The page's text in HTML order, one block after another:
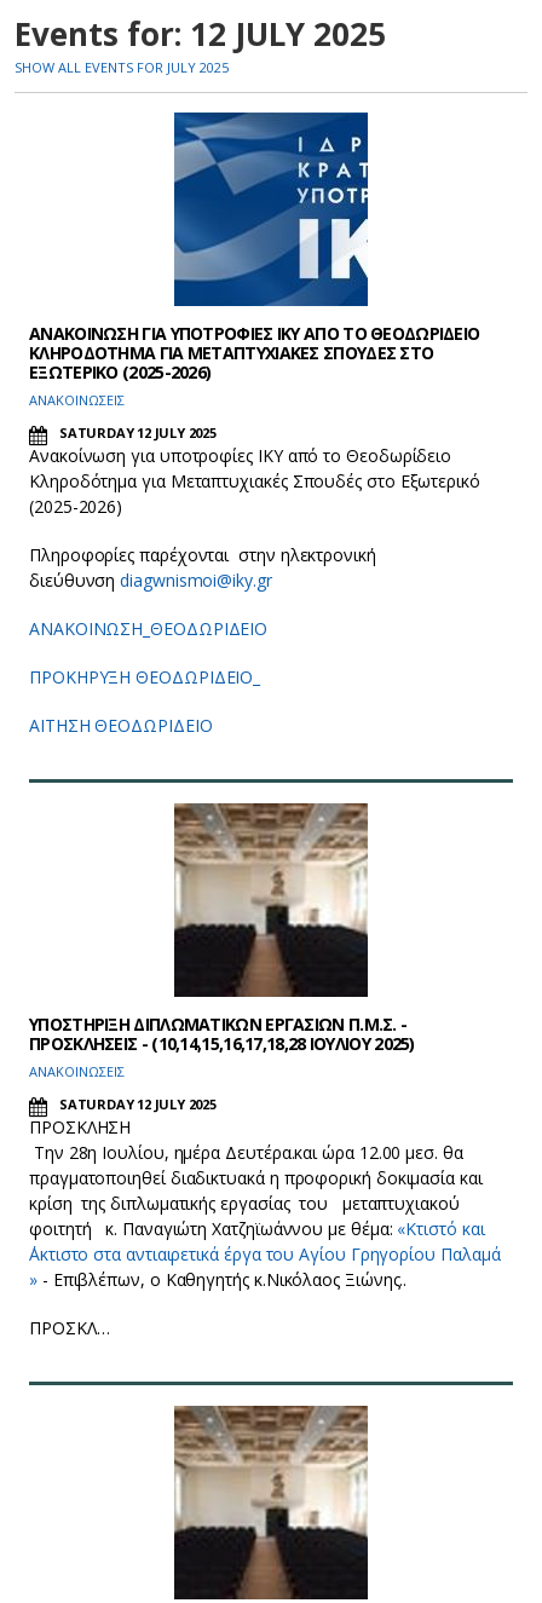
Events for: 12 JULY 2025
SHOW ALL EVENTS FOR JULY 2025
ΑΝΑΚΟΙΝΩΣΗ ΓΙΑ ΥΠΟΤΡΟΦΙΕΣ ΙΚΥ ΑΠΟ ΤΟ ΘΕΟΔΩΡΙΔΕΙΟ
ΚΛΗΡΟΔΟΤΗΜΑ ΓΙΑ ΜΕΤΑΠΤΥΧΙΑΚΕΣ ΣΠΟΥΔΕΣ ΣΤΟ
ΕΞΩΤΕΡΙΚΟ (2025-2026)
ΑΝΑΚΟΙΝΩΣΕΙΣ
SATURDAY 12 JULY 2025
Ανακοίνωση για υποτροφίες ΙΚΥ από το Θεοδωρίδειο
Κληροδότημα για Μεταπτυχιακές Σπουδές στο Εξωτερικό
(2025-2026)
Πληροφορίες παρέχονται στην ηλεκτρονική
διεύθυνσηdiagwnismoi@iky.gr
ΑΝΑΚΟΙΝΩΣΗ_ΘΕΟΔΩΡΙΔΕΙΟ
ΠΡΟΚΗΡΥΞΗ ΘΕΟΔΩΡΙΔΕΙΟ_
ΑΙΤΗΣΗ ΘΕΟΔΩΡΙΔΕΙΟ
YΠΟΣΤΗΡΙΞΗ ΔΙΠΛΩΜΑΤΙΚΩΝ ΕΡΓΑΣΙΩΝ Π.Μ.Σ. -
ΠΡΟΣΚΛΗΣΕΙΣ - (10,14,15,16,17,18,28 ΙΟΥΛΙΟΥ 2025)
ΑΝΑΚΟΙΝΩΣΕΙΣ
SATURDAY 12 JULY 2025
ΠΡΟΣΚΛΗΣΗ
Την 28η Ιουλίου, ημέρα Δευτέρα.και ώρα 12.00 μεσ. θα
πραγματοποιηθεί διαδικτυακά η προφορική δοκιμασία και
κρίση της διπλωματικής εργασίας του μεταπτυχιακού
φοιτητή κ. Παναγιώτη Χατζηϊωάννου με θέμα: «Κτιστό και
΄Ακτιστο στα αντιαιρετικά έργα του Αγίου Γρηγορίου Παλαμά
»- Επιβλέπων, ο Καθηγητής κ.Νικόλαος Ξιώνης..
ΠΡΟΣΚΛ…